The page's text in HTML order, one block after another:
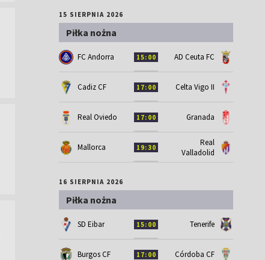
15 SIERPNIA 2026
Piłka nożna
FC Andorra 15:00 AD Ceuta FC
Cadiz CF 17:00 Celta Vigo II
Real Oviedo 17:00 Granada
Mallorca 19:30
Real
Valladolid
16 SIERPNIA 2026
Piłka nożna
SD Eibar 15:00 Tenerife
Burgos CF 17:00 Córdoba CF